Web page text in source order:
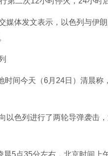
媒体发文表示，以色列与伊
间今天（6月24日）清晨称
以色列进行了两轮导弹袭击
晨5点35分左右，北京时间